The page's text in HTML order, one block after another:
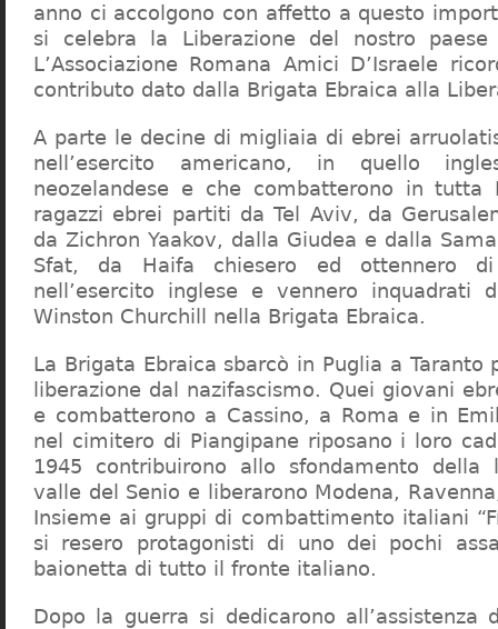
anno ci accolgono con affetto a questo
si celebra la Liberazione del nostro paese
L’Associazione Romana Amici D’Israele
contributo dato dalla Brigata Ebraica alla
A parte le decine di migliaia di ebrei
nell’esercito americano, in quello
neozelandese e che combatterono in tutta
ragazzi ebrei partiti da Tel Aviv, da
da Zichron Yaakov, dalla Giudea e dalla
Sfat, da Haifa chiesero ed ottennero di
nell’esercito inglese e vennero inquadrati
Winston Churchill nella Brigata Ebraica.
La Brigata Ebraica sbarcò in Puglia a Taranto
liberazione dal nazifascismo. Quei giovani
e combatterono a Cassino, a Roma e in
nel cimitero di Piangipane riposano i loro
1945 contribuirono allo sfondamento della
valle del Senio e liberarono Modena,
Insieme ai gruppi di combattimento italiani
si resero protagonisti di uno dei pochi
baionetta di tutto il fronte italiano.
Dopo la guerra si dedicarono all’assistenza